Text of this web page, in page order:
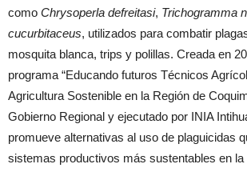
como Chrysoperla defreitasi, Trichogramma
cucurbitaceus, utilizados para combatir
mosquita blanca, trips y polillas. Creada en
programa “Educando futuros Técnicos
Agricultura Sostenible en la Región de
Gobierno Regional y ejecutado por INIA
promueve alternativas al uso de plaguicidas
sistemas productivos más sustentables en la